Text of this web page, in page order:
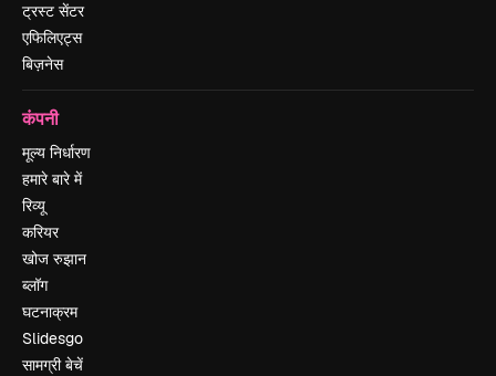
ट्रस्ट सेंटर
एफिलिएट्स
बिज़नेस
कंपनी
मूल्य निर्धारण
हमारे बारे में
रिव्यू
करियर
खोज रुझान
ब्लॉग
घटनाक्रम
Slidesgo
सामग्री बेचें